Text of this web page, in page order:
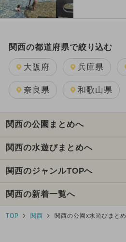
関西の都道府県で絞り込む
大阪府 兵庫県
奈良県 和歌山県
関西の公園まとめへ
関西の水遊びまとめへ
関西のジャンルTOPへ
関西の新着一覧へ
TOP 関西 関西の公園x水遊びまとめ